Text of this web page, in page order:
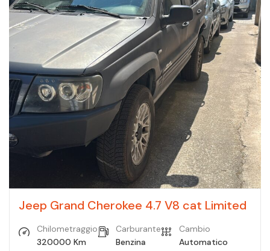
Jeep Grand Cherokee 4.7 V8 cat Limited
Chilometraggio
320000 Km
Carburante
Benzina
Cambio
Automatico